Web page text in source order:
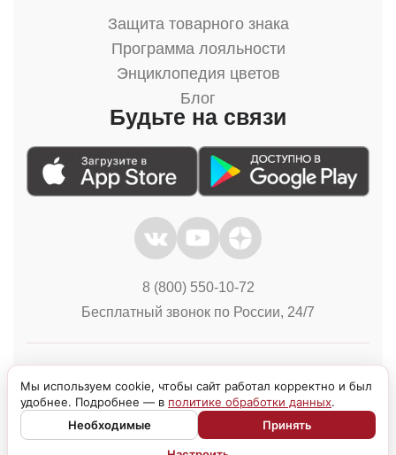
Защита товарного знака
Программа лояльности
Энциклопедия цветов
Блог
Будьте на связи
8 (800) 550-10-72
Бесплатный звонок по России, 24/7
Мы используем cookie, чтобы сайт работал корректно и был
удобнее. Подробнее — в политике обработки данных.
Необходимые Принять